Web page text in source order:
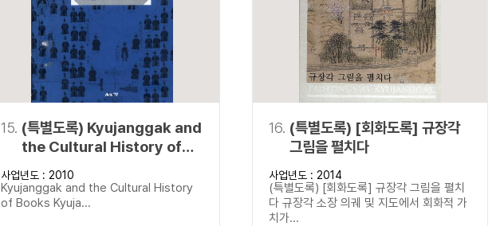
15. (특별도록) Kyujanggak and
the Cultural History of
Books Kyujanggak
Rediscovering its History
and Culture
사업년도 : 2010
Kyujanggak and the Cultural History
of Books Kyuja...
16. (특별도록) [회화도록] 규장각
그림을 펼치다
사업년도 : 2014
(특별도록) [회화도록] 규장각 그림을 펼치
다 규장각 소장 의궤 및 지도에서 회화적 가
치가...